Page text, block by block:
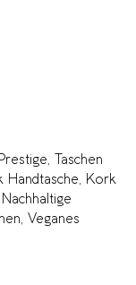
,
Taschen
Handtasche, Kork
Nachhaltige
, Veganes